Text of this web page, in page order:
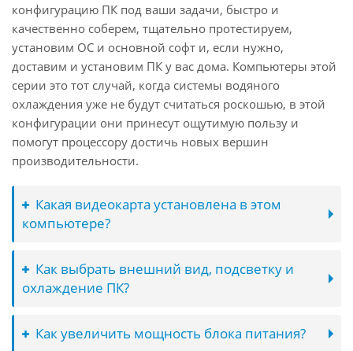
конфигурацию ПК под ваши задачи, быстро и
качественно соберем, тщательно протестируем,
установим ОС и основной софт и, если нужно,
доставим и установим ПК у вас дома. Компьютеры этой
серии это тот случай, когда системы водяного
охлаждения уже не будут считаться роскошью, в этой
конфигурации они принесут ощутимую пользу и
помогут процессору достичь новых вершин
производительности.
Какая видеокарта установлена в этом
компьютере?
Как выбрать внешний вид, подсветку и
охлаждение ПК?
Как увеличить мощность блока питания?